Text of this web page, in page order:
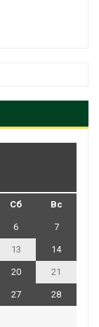
Сб Вс
6 7
13 14
20 21
27 28